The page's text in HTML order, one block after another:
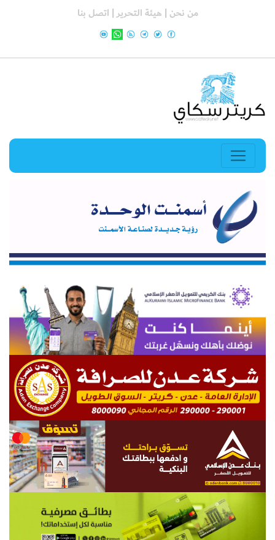
من نحن | هيئة التحرير | اتصل بنا